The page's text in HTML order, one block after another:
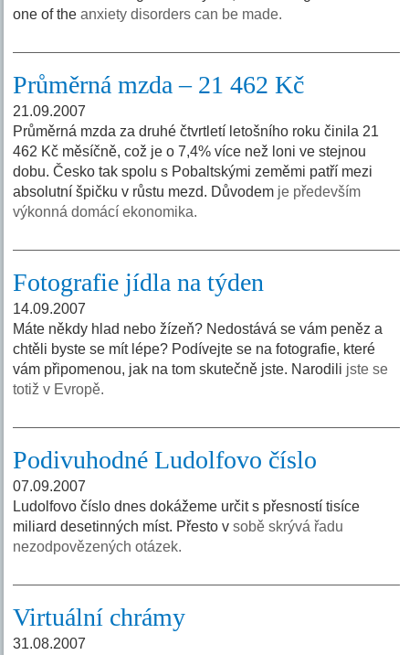
one of theanxiety disorders can be made.
Průměrná mzda – 21 462 Kč
21.09.2007
Průměrná mzda za druhé čtvrtletí letošního roku činila 21
462 Kč měsíčně, což je o 7,4% více než loni ve stejnou
dobu. Česko tak spolu s Pobaltskými zeměmi patří mezi
absolutní špičku v růstu mezd. Důvodem je především
výkonná domácí ekonomika.
Fotografie jídla na týden
14.09.2007
Máte někdy hlad nebo žízeň? Nedostává se vám peněz a
chtěli byste se mít lépe? Podívejte se na fotografie, které
vám připomenou, jak na tom skutečně jste. Narodili jste se
totiž v Evropě.
Podivuhodné Ludolfovo číslo
07.09.2007
Ludolfovo číslo dnes dokážeme určit s přesností tisíce
miliard desetinných míst. Přesto vsobě skrývá řadu
nezodpovězených otázek.
Virtuální chrámy
31.08.2007